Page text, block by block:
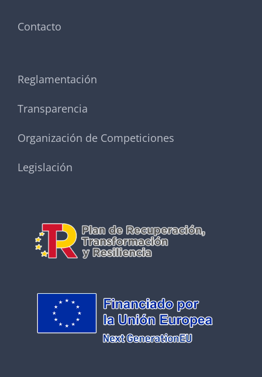
Contacto
Reglamentación
Transparencia
Organización de Competiciones
Legislación